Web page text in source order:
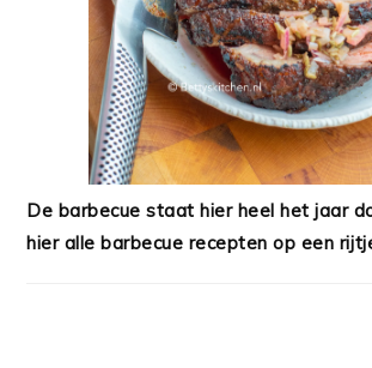
De barbecue staat hier heel het jaar
hier alle barbecue recepten op een